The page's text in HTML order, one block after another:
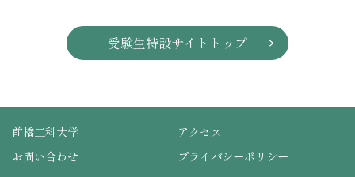
受験生特設サイトトップ
前橋工科大学
アクセス
お問い合わせ
プライバシーポリシー